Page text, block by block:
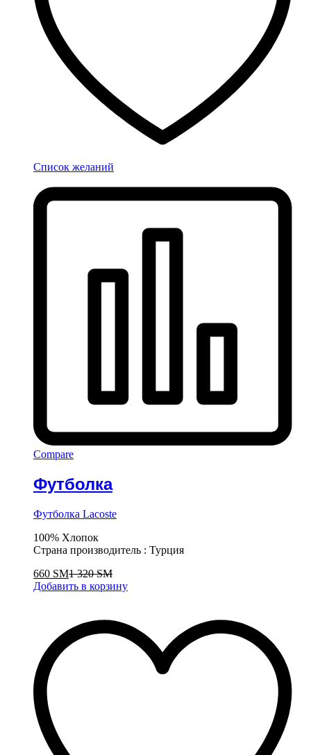
Список желаний
Compare
Футболка
Футболка Lacoste
100% Хлопок
Страна производитель : Турция
660 ЅМ1 320ЅМ
Добавить в корзину